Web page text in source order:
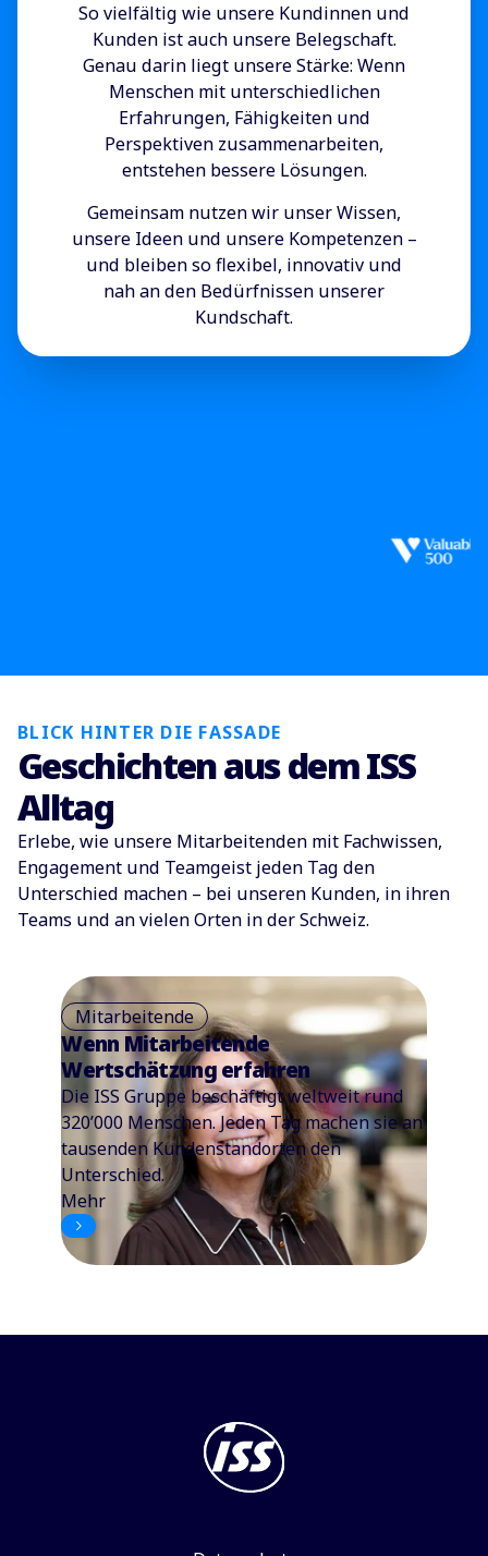
So vielfältig wie unsere Kundinnen und
Kunden ist auch unsere Belegschaft.
Genau darin liegt unsere Stärke: Wenn
Menschen mit unterschiedlichen
Erfahrungen, Fähigkeiten und
Perspektiven zusammenarbeiten,
entstehen bessere Lösungen.
Gemeinsam nutzen wir unser Wissen,
unsere Ideen und unsere Kompetenzen –
und bleiben so flexibel, innovativ und
nah an den Bedürfnissen unserer
Kundschaft.
BLICK HINTER DIE FASSADE
Geschichten aus dem ISS
Alltag
Erlebe, wie unsere Mitarbeitenden mit Fachwissen,
Engagement und Teamgeist jeden Tag den
Unterschied machen – bei unseren Kunden, in ihren
Teams und an vielen Orten in der Schweiz.
Mitarbeitende
Wenn Mitarbeitende
Wertschätzung erfahren
Die ISS Gruppe beschäftigt weltweit rund
320’000 Menschen. Jeden Tag machen sie an
tausenden Kundenstandorten den
Unterschied.
Mehr